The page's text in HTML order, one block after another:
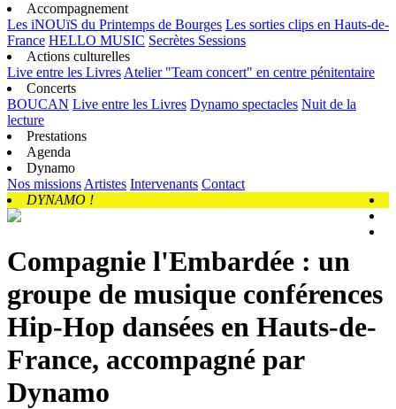
Accompagnement
Les iNOUïS du Printemps de Bourges Les sorties clips en Hauts-de-
France HELLO MUSIC Secrètes Sessions
Actions culturelles
Live entre les Livres Atelier "Team concert" en centre pénitentaire
Concerts
BOUCAN Live entre les Livres Dynamo spectacles Nuit de la
lecture
Prestations
Agenda
Dynamo
Nos missions Artistes Intervenants Contact
DYNAMO !
Compagnie l'Embardée : un
groupe de musique conférences
Hip-Hop dansées en Hauts-de-
France, accompagné par
Dynamo